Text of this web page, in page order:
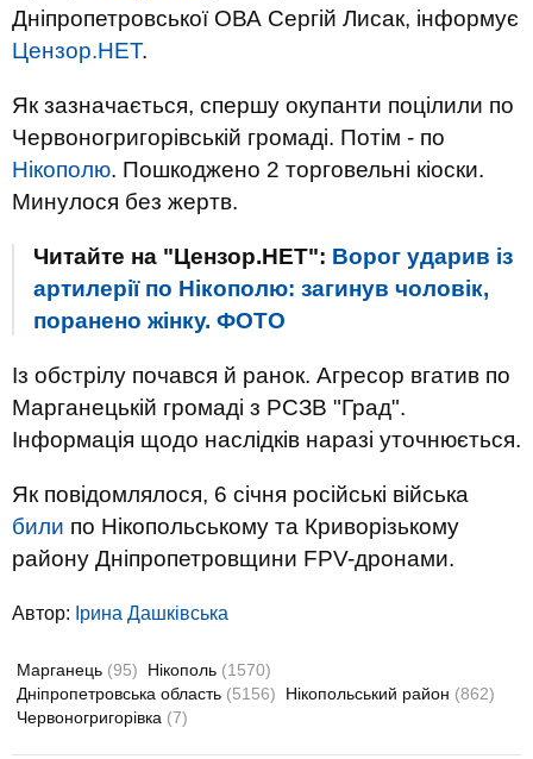
Дніпропетровської ОВА Сергій Лисак, інформує
Цензор.НЕТ.
Як зазначається, спершу окупанти поцілили по
Червоногригорівській громаді. Потім - по
Нікополю. Пошкоджено 2 торговельні кіоски.
Минулося без жертв.
Читайте на "Цензор.НЕТ": Ворог ударив із
артилерії по Нікополю: загинув чоловік,
поранено жінку. ФОТО
Із обстрілу почався й ранок. Агресор вгатив по
Марганецькій громаді з РСЗВ "Град".
Інформація щодо наслідків наразі уточнюється.
Як повідомлялося, 6 січня російські війська
били по Нікопольському та Криворізькому
району Дніпропетровщини FPV-дронами.
Автор: Ірина Дашківська
Марганець (95) Нікополь (1570)
Дніпропетровська область (5156) Нікопольський район (862)
Червоногригорівка (7)